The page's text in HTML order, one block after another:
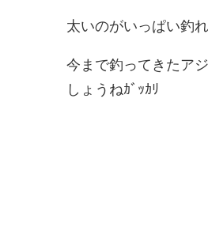
太いのがいっぱい釣
今まで釣ってきたア
しょうねｶﾞｯｶﾘ